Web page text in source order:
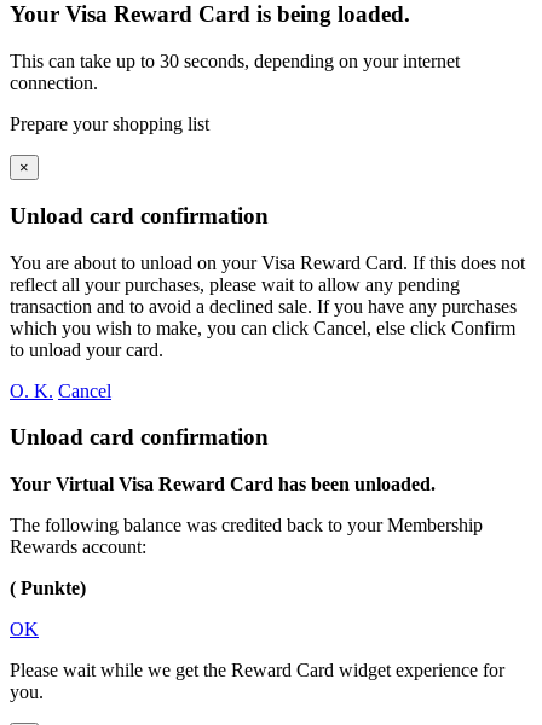
Your Visa Reward Card is being loaded.
This can take up to 30 seconds, depending on your internet
connection.
Prepare your shopping list
×
Unload card confirmation
You are about to unload on yourVisa Reward Card. If this does not
reflect all your purchases, please wait to allow any pending
transaction and to avoid a declined sale. If you have any purchases
which you wish to make, you can click Cancel, else click Confirm
to unload your card.
O. K. Cancel
Unload card confirmation
Your Virtual Visa Reward Card has been unloaded.
The following balance was credited back to your Membership
Rewards account:
( Punkte)
OK
Please wait while we get the Reward Card widget experience for
you.